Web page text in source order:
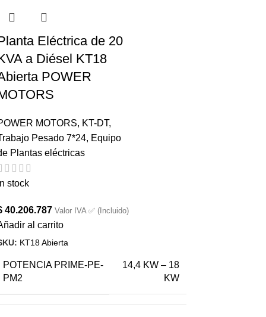
Eléctrica de 20
a Diésel KT18
POWER
MOTORS, KT-DT,
Pesado 7*24, Equipo
Plantas eléctricas
stock
40.206.787 Valor IVA ✅ (Incluido)
al carrito
KT18 Abierta
POTENCIA PRIME-PE-
PM2
14,4 KW – 18
KW